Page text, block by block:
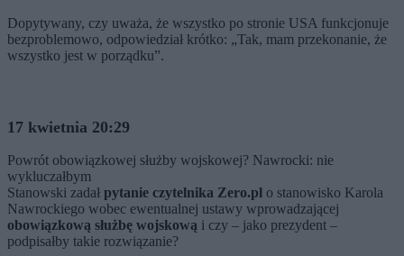
Dopytywany, czy uważa, że wszystko po stronie USA funkcjonuje
bezproblemowo, odpowiedział krótko: „Tak, mam przekonanie, że
wszystko jest w porządku”.
17 kwietnia 20:29
Powrót obowiązkowej służby wojskowej? Nawrocki: nie
wykluczałbym
Stanowski zadał pytanie czytelnika Zero.pl o stanowisko Karola
Nawrockiego wobec ewentualnej ustawy wprowadzającej
obowiązkową służbę wojskową i czy – jako prezydent –
podpisałby takie rozwiązanie?